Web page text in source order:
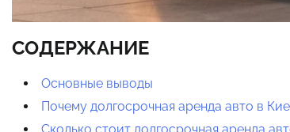
СОДЕРЖАНИЕ
Основные выводы
Почему долгосрочная аренда авто в
Сколько стоит долгосрочная аренда